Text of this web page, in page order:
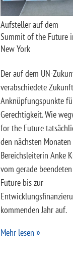
Aufsteller auf dem
Summit of the Future
New York
Der auf dem UN-
verabschiedete
Anknüpfungspunkte
Gerechtigkeit. Wie
for the Future
den nächsten Monaten
Bereichsleiterin Anke
vom gerade
Future bis zur
kommenden Jahr auf.
Mehr lesen